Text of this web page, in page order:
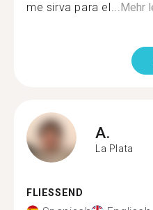
me sirva para el...Mehr
A.
La Plata
FLIESSEND